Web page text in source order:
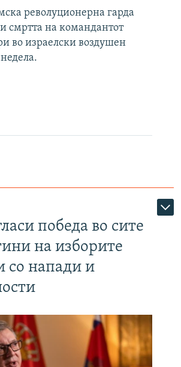
револуционерна гарда
смртта на командантот
во израелски воздушен
победа во сите
на изборите
со напади и